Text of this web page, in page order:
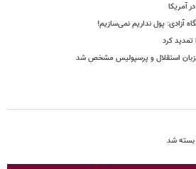
آمریکا
آزادی: پول نداریم نمی‌سازیم!
تمدید کرد
استقلال و پرسپولیس مشخص شد
بسته شد